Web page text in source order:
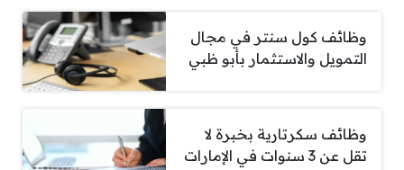
وظائف كول سنتر في مجال
التمويل والاستثمار بأبو ظبي
وظائف سكرتارية بخبرة لا
تقل عن 3 سنوات في الإمارات